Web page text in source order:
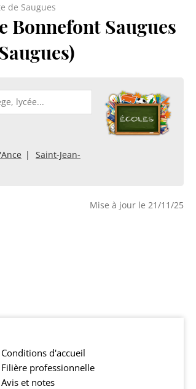
de Saugues
Bonnefont Saugues
Saint-Jean-
Mise à jour le 21/11/25
Conditions d'accueil
Filière professionnelle
Avis et notes